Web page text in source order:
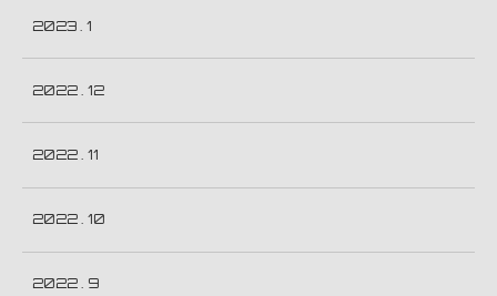
2023 . 1
2022 . 12
2022 . 11
2022 . 10
2022 . 9